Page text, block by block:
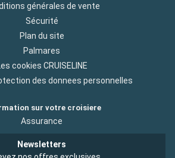
générales de vente
Sécurité
Plan du site
Palmares
cookies CRUISELINE
des donnees personnelles
sur votre croisiere
Assurance
Newsletters